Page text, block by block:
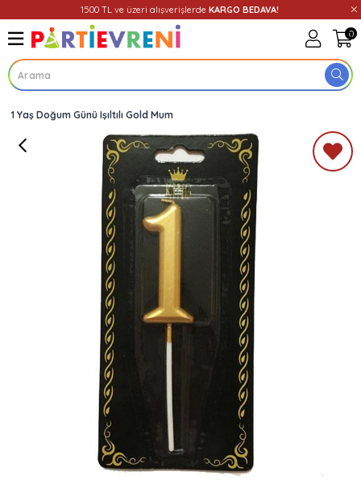
1500 TL ve üzeri alışverişlerde KARGO BEDAVA!
0
Üye Girişi
1 Yaş Doğum Günü Işıltılı Gold Mum